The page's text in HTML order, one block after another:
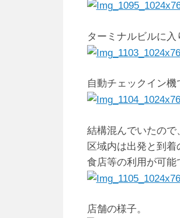
ターミナルビルに入
自動チェックイン機
結構混んでいたの
区域内は出発と到
食店等の利用が可能
店舗の様子。